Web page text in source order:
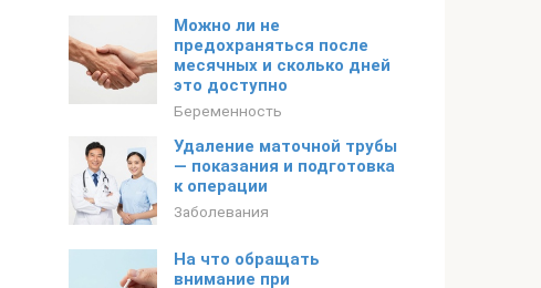
Можно ли не
предохраняться после
месячных и сколько дней
это доступно
Беременность
Удаление маточной трубы
— показания и подготовка
к операции
Заболевания
На что обращать
внимание при